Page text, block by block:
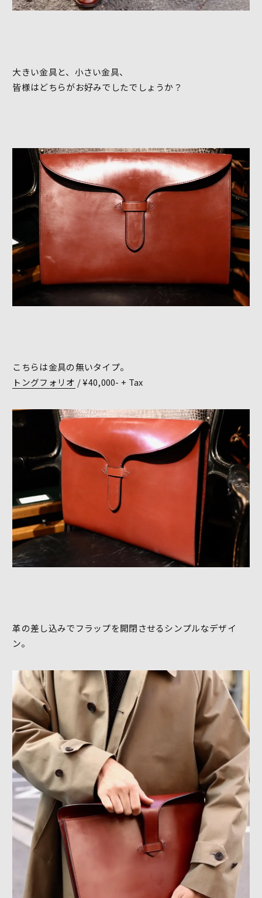
大きい金具と、小さい金具、
皆様はどちらがお好みでしたでしょうか？
こちらは金具の無いタイプ。
トングフォリオ / ¥40,000- + Tax
革の差し込みでフラップを開閉させるシンプルなデザイ
ン。